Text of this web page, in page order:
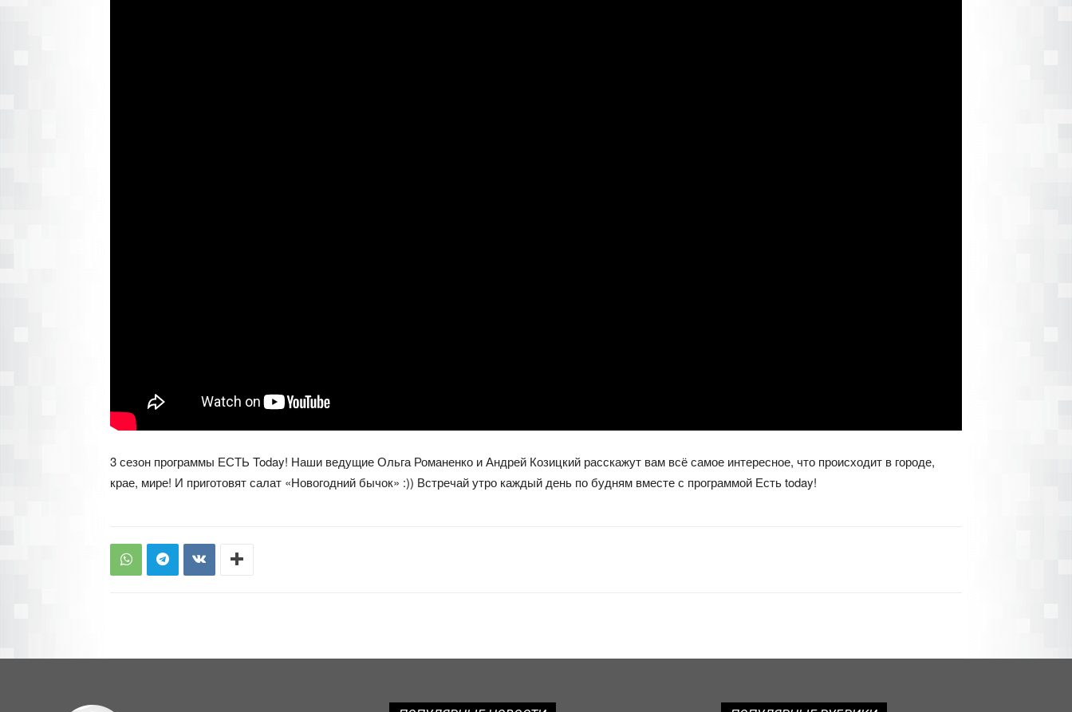
3 сезон программы ЕСТЬ Today! Наши ведущие Ольга Романенко и Андрей Козицкий расскажут вам всё самое интересное, что происходит в городе,
крае, мире! И приготовят салат «Новогодний бычок» :)) Встречай утро каждый день по будням вместе с программой Есть today!